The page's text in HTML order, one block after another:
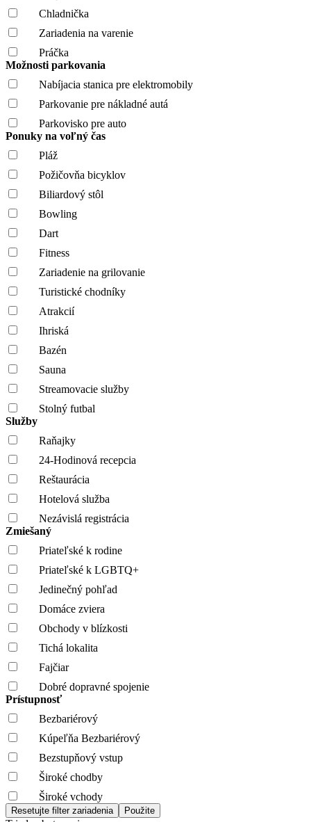
Chladnička
Zariadenia na varenie
Práčka
Možnosti parkovania
Nabíjacia stanica pre elektromobily
Parkovanie pre nákladné autá
Parkovisko pre auto
Ponuky na voľný čas
Pláž
Požičovňa bicyklov
Biliardový stôl
Bowling
Dart
Fitness
Zariadenie na grilovanie
Turistické chodníky
Atrakcií
Ihriská
Bazén
Sauna
Streamovacie služby
Stolný futbal
Služby
Raňajky
24-Hodinová recepcia
Reštaurácia
Hotelová služba
Nezávislá registrácia
Zmiešaný
Priateľské k rodine
Priateľské k LGBTQ+
Jedinečný pohľad
Domáce zviera
Obchody v blízkosti
Tichá lokalita
Fajčiar
Dobré dopravné spojenie
Prístupnosť
Bezbariérový
Kúpeľňa Bezbariérový
Bezstupňový vstup
Široké chodby
Široké vchody